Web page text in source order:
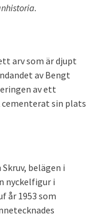
arv som är djupt
av Bengt
av ett
cementerat sin plats
belägen i
nyckelfigur i
år 1953 som